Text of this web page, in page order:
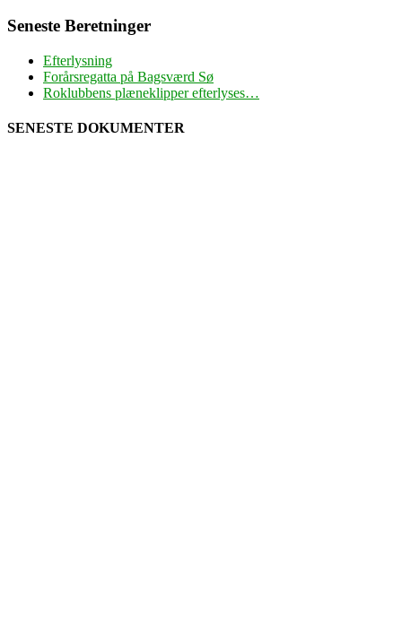
Seneste Beretninger
Efterlysning
Forårsregatta på Bagsværd Sø
Roklubbens plæneklipper efterlyses…
SENESTE DOKUMENTER